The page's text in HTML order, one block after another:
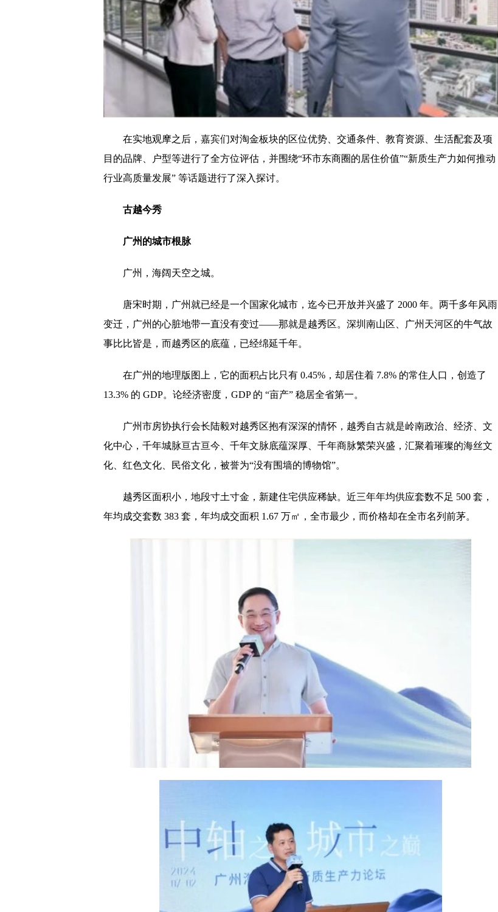
在实地观摩之后，嘉宾们对淘金板块的区位优势、交通条件、教育资源、生活配套及项
目的品牌、户型等进行了全方位评估，并围绕“环市东商圈的居住价值”“新质生产力如何推动
行业高质量发展” 等话题进行了深入探讨。
古越今秀
广州的城市根脉
广州，海阔天空之城。
唐宋时期，广州就已经是一个国家化城市，迄今已开放并兴盛了 2000 年。两千多年风雨
变迁，广州的心脏地带一直没有变过——那就是越秀区。深圳南山区、广州天河区的牛气故
事比比皆是，而越秀区的底蕴，已经绵延千年。
在广州的地理版图上，它的面积占比只有 0.45%，却居住着 7.8% 的常住人口，创造了
13.3% 的 GDP。论经济密度，GDP 的 “亩产” 稳居全省第一。
广州市房协执行会长陆毅对越秀区抱有深深的情怀，越秀自古就是岭南政治、经济、文
化中心，千年城脉亘古亘今、千年文脉底蕴深厚、千年商脉繁荣兴盛，汇聚着璀璨的海丝文
化、红色文化、民俗文化，被誉为“没有围墙的博物馆”。
越秀区面积小，地段寸土寸金，新建住宅供应稀缺。近三年年均供应套数不足 500 套，
年均成交套数 383 套，年均成交面积 1.67 万㎡，全市最少，而价格却在全市名列前茅。